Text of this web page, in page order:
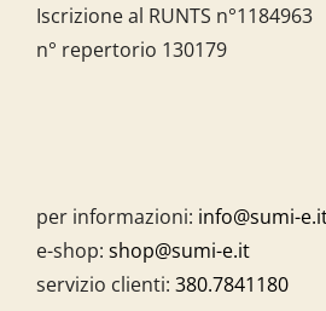
Iscrizione al RUNTS n°1184963
n° repertorio 130179
per informazioni: info@sumi-
e-shop: shop@sumi-e.it
servizio clienti: 380.7841180